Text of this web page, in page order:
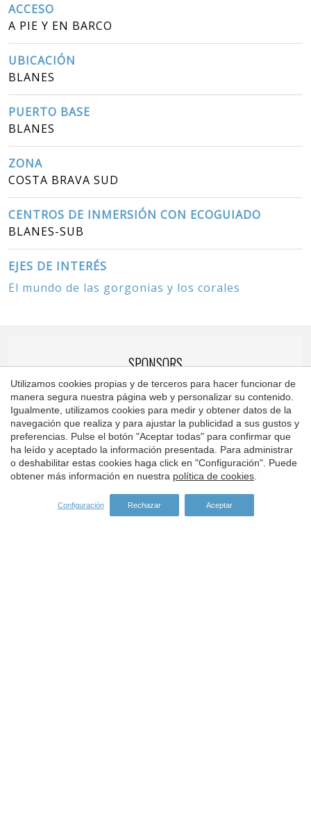
ACCESO
A PIE Y EN BARCO
UBICACIÓN
BLANES
PUERTO BASE
BLANES
ZONA
COSTA BRAVA SUD
CENTROS DE INMERSIÓN CON ECOGUIADO
BLANES-SUB
EJES DE INTERÉS
El mundo de las gorgonias y los corales
SPONSORS
Utilizamos cookies propias y de terceros para hacer funcionar de
manera segura nuestra página web y personalizar su contenido.
Igualmente, utilizamos cookies para medir y obtener datos de la
navegación que realiza y para ajustar la publicidad a sus gustos y
preferencias. Pulse el botón "Aceptar todas" para confirmar que
ha leído y aceptado la información presentada. Para administrar
o deshabilitar estas cookies haga click en "Configuración". Puede
obtener más información en nuestra política de cookies.
Configuración Rechazar Aceptar
Guardar configuración Aceptar todas